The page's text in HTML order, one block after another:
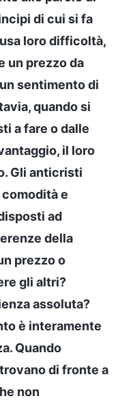
di cui si fa
loro difficoltà,
un prezzo da
sentimento di
quando si
a fare o dalle
il loro
Gli anticristi
e
ad
della
prezzo o
gli altri?
assoluta?
è interamente
Quando
di fronte a
non